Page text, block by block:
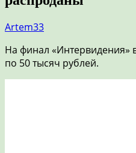
Artem33
На финал «Интервидения»
по 50 тысяч рублей.